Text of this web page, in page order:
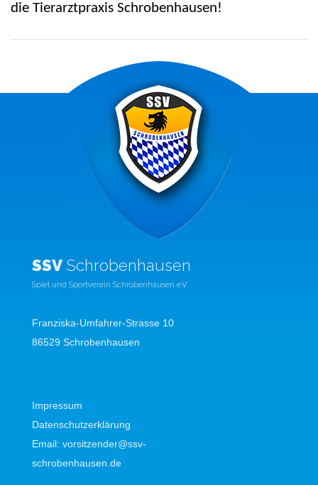
die Tierarztpraxis Schrobenhausen!
SSVSchrobenhausen
Spiel und Sportverein Schrobenhausen e.V
Franziska-Umfahrer-Strasse 10
86529 Schrobenhausen
Impressum
Datenschutzerklärung
Email: vorsitzender@ssv-
schrobenhausen.de